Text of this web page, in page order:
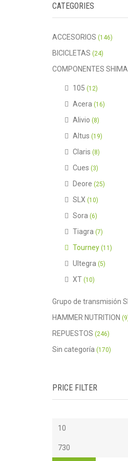
CATEGORIES
ACCESORIOS (146)
BICICLETAS (24)
COMPONENTES
105 (12)
Acera (16)
Alivio (8)
Altus (19)
Claris (8)
Cues (3)
Deore (25)
SLX (10)
Sora (6)
Tiagra (7)
Tourney (11)
Ultegra (5)
XT (10)
Grupo de transmisión
HAMMER NUTRITION
REPUESTOS (246)
Sin categoría (170)
PRICE FILTER
Precio
mínimo
Precio